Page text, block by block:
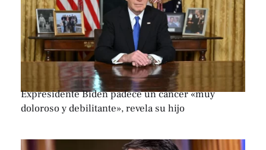
Expresidente Biden padece un cáncer «muy
doloroso y debilitante», revela su hijo